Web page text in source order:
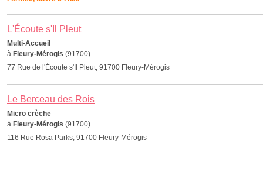
L'Écoute s'Il Pleut
Multi-Accueil
à Fleury-Mérogis (91700)
77 Rue de l'Écoute s'Il Pleut, 91700 Fleury-Mérogis
Le Berceau des Rois
Micro crèche
à Fleury-Mérogis (91700)
116 Rue Rosa Parks, 91700 Fleury-Mérogis